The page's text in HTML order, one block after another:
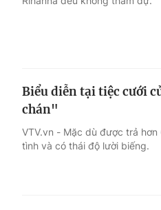
Biểu diễn tại tiệc cưới
chán"
VTV.vn - Mặc dù được trả
tình và có thái độ lười biếng.